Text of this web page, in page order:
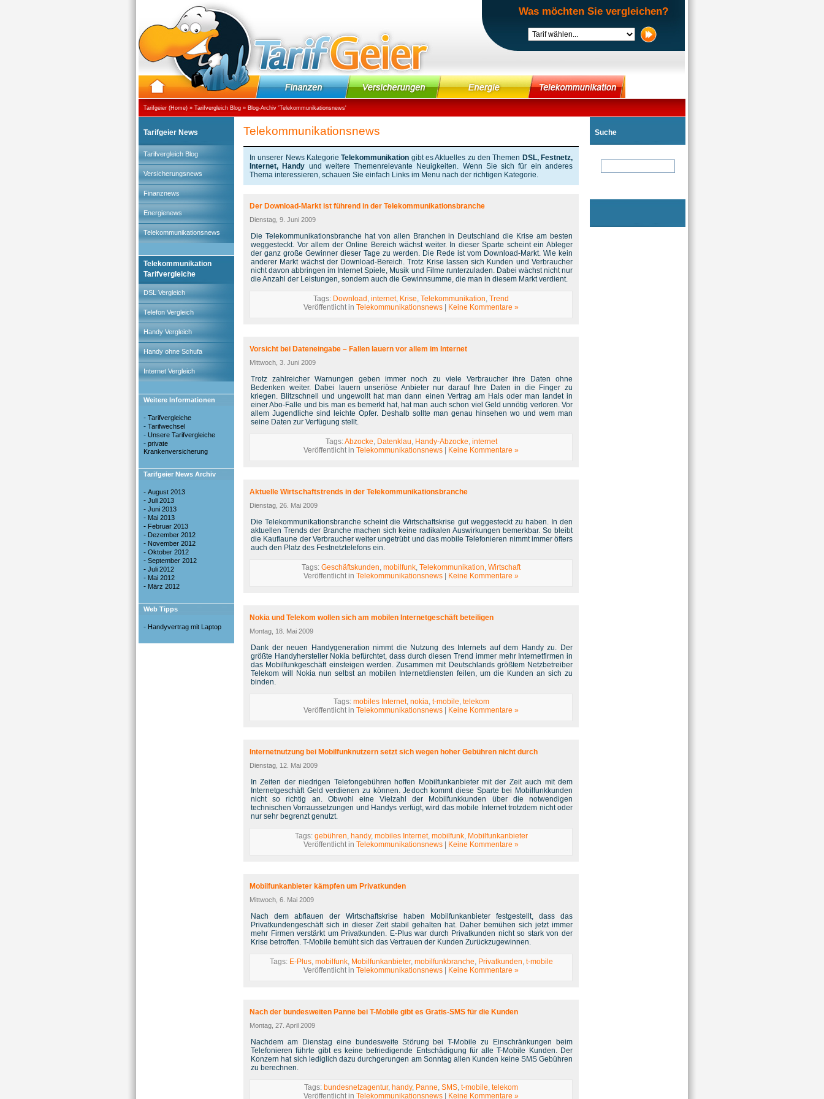
Was möchten Sie vergleichen?
Tarifgeier (Home) » Tarifvergleich Blog » Blog-Archiv 'Telekommunikationsnews'
Tarifgeier News
Tarifvergleich Blog
Versicherungsnews
Finanznews
Energienews
Telekommunikationsnews
Telekommunikation
Tarifvergleiche
DSL Vergleich
Telefon Vergleich
Handy Vergleich
Handy ohne Schufa
Internet Vergleich
Weitere Informationen
- Tarifvergleiche
- Tarifwechsel
- Unsere Tarifvergleiche
- private
Krankenversicherung
Tarifgeier News Archiv
- August 2013
- Juli 2013
- Juni 2013
- Mai 2013
- Februar 2013
- Dezember 2012
- November 2012
- Oktober 2012
- September 2012
- Juli 2012
- Mai 2012
- März 2012
Web Tipps
- Handyvertrag mit Laptop
Telekommunikationsnews
In unserer News KategorieTelekommunikation gibt es Aktuelles zu den Themen DSL, Festnetz,
Internet, Handy und weitere Themenrelevante Neuigkeiten. Wenn Sie sich für ein anderes
Thema interessieren, schauen Sie einfach Links im Menu nach der richtigen Kategorie.
Der Download-Markt ist führend in der Telekommunikationsbranche
Dienstag, 9. Juni 2009
Die Telekommunikationsbranche hat von allen Branchen in Deutschland die Krise am besten
weggesteckt. Vor allem der Online Bereich wächst weiter. In dieser Sparte scheint ein Ableger
der ganz große Gewinner dieser Tage zu werden. Die Rede ist vom Download-Markt. Wie kein
anderer Markt wächst der Download-Bereich. Trotz Krise lassen sich Kunden und Verbraucher
nicht davon abbringen im Internet Spiele, Musik und Filme runterzuladen. Dabei wächst nicht nur
die Anzahl der Leistungen, sondern auch die Gewinnsumme, die man in diesem Markt verdient.
Tags: Download , internet, Krise, Telekommunikation, Trend
Veröffentlicht in Telekommunikationsnews Keine Kommentare »
Vorsicht bei Dateneingabe – Fallen lauern vor allem im Internet
Mittwoch, 3. Juni 2009
Trotz zahlreicher Warnungen geben immer noch zu viele Verbraucher ihre Daten ohne
Bedenken weiter. Dabei lauern unseriöse Anbieter nur darauf Ihre Daten in die Finger zu
kriegen. Blitzschnell und ungewollt hat man dann einen Vertrag am Hals oder man landet in
einer Abo-Falle und bis man es bemerkt hat, hat man auch schon viel Geld unnötig verloren. Vor
allem Jugendliche sind leichte Opfer. Deshalb sollte man genau hinsehen wo und wem man
seine Daten zur Verfügung stellt.
Tags:Abzocke, Datenklau, Handy-Abzocke, internet
Veröffentlicht in Telekommunikationsnews Keine Kommentare »
Aktuelle Wirtschaftstrends in der Telekommunikationsbranche
Dienstag, 26. Mai 2009
Die Telekommunikationsbranche scheint die Wirtschaftskrise gut weggesteckt zu haben. In den
aktuellen Trends der Branche machen sich keine radikalen Auswirkungen bemerkbar. So bleibt
die Kauflaune der Verbraucher weiter ungetrübt und das mobile Telefonieren nimmt immer öfters
auch den Platz des Festnetztelefons ein.
Tags: Geschäftskunden, mobilfunk, Telekommunikation, Wirtschaft
Veröffentlicht in Telekommunikationsnews Keine Kommentare »
Nokia und Telekom wollen sich am mobilen Internetgeschäft beteiligen
Montag, 18. Mai 2009
Dank der neuen Handygeneration nimmt die Nutzung des Internets auf dem Handy zu. Der
größte Handyhersteller Nokia befürchtet, dass durch diesen Trend immer mehr Internetfirmen in
das Mobilfunkgeschäft einsteigen werden. Zusammen mit Deutschlands größtem Netzbetreiber
Telekom will Nokia nun selbst an mobilen Internetdiensten feilen, um die Kunden an sich zu
binden.
Tags: mobiles Internet, nokia, t-mobile, telekom
Veröffentlicht in Telekommunikationsnews Keine Kommentare »
Internetnutzung bei Mobilfunknutzern setzt sich wegen hoher Gebühren nicht durch
Dienstag, 12. Mai 2009
In Zeiten der niedrigen Telefongebühren hoffen Mobilfunkanbieter mit der Zeit auch mit dem
Internetgeschäft Geld verdienen zu können. Jedoch kommt diese Sparte bei Mobilfunkkunden
nicht so richtig an. Obwohl eine Vielzahl der Mobilfunkkunden über die notwendigen
technischen Vorraussetzungen und Handys verfügt, wird das mobile Internet trotzdem nicht oder
nur sehr begrenzt genutzt.
Tags: gebühren, handy, mobiles Internet, mobilfunk, Mobilfunkanbieter
Veröffentlicht in Telekommunikationsnews Keine Kommentare »
Mobilfunkanbieter kämpfen um Privatkunden
Mittwoch, 6. Mai 2009
Nach dem abflauen der Wirtschaftskrise haben Mobilfunkanbieter festgestellt, dass das
Privatkundengeschäft sich in dieser Zeit stabil gehalten hat. Daher bemühen sich jetzt immer
mehr Firmen verstärkt um Privatkunden. E-Plus war durch Privatkunden nicht so stark von der
Krise betroffen. T-Mobile bemüht sich das Vertrauen der Kunden Zurückzugewinnen.
Tags: E-Plus, mobilfunk, Mobilfunkanbieter, mobilfunkbranche, Privatkunden, t-mobile
Veröffentlicht in Telekommunikationsnews Keine Kommentare »
Nach der bundesweiten Panne bei T-Mobile gibt es Gratis-SMS für die Kunden
Montag, 27. April 2009
Nachdem am Dienstag eine bundesweite Störung bei T-Mobile zu Einschränkungen beim
Telefonieren führte gibt es keine befriedigende Entschädigung für alle T-Mobile Kunden. Der
Konzern hat sich lediglich dazu durchgerungen am Sonntag allen Kunden keine SMS Gebühren
zu berechnen.
Tags: bundesnetzagentur, handy, Panne, SMS, t-mobile, telekom
Veröffentlicht in Telekommunikationsnews Keine Kommentare »
Suche